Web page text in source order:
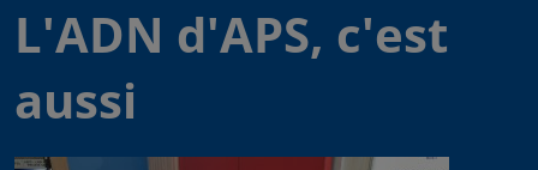
L'ADN d'APS, c'est
aussi